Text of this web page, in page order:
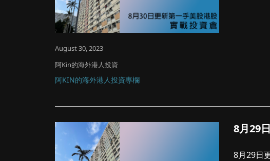
August 30, 2023
阿Kin的海外港人投資
阿KIN的海外港人投資專欄
8月29